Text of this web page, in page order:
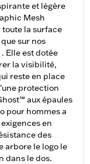
et légère
Mesh
la surface
sur nos
Elle est dotée
la visibilité,
reste en place
protection
aux épaules
pour hommes a
en
des
arbore le logo le
dans le dos.